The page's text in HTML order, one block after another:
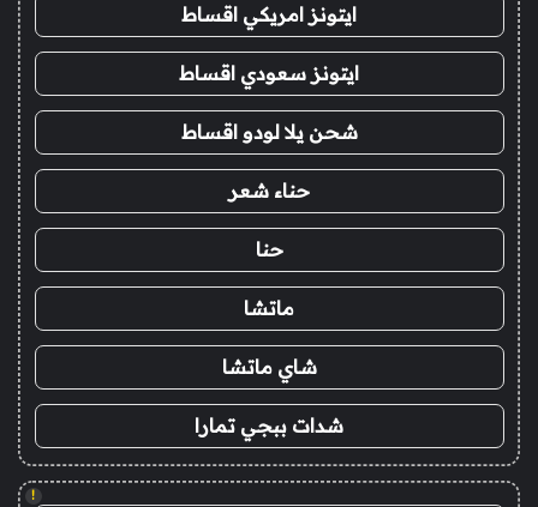
ايتونز امريكي اقساط
ايتونز سعودي اقساط
شحن يلا لودو اقساط
حناء شعر
حنا
ماتشا
شاي ماتشا
شدات ببجي تمارا
!